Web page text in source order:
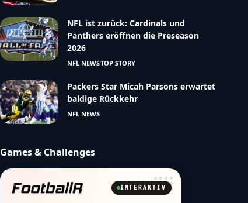
NFL ist zurück: Cardinals und
Panthers eröffnen die Preseason
2026
NFL NEWSTOP STORY
Packers Star Micah Parsons erwartet
baldige Rückkehr
NFL NEWS
Games & Challenges
INTERAKTIV